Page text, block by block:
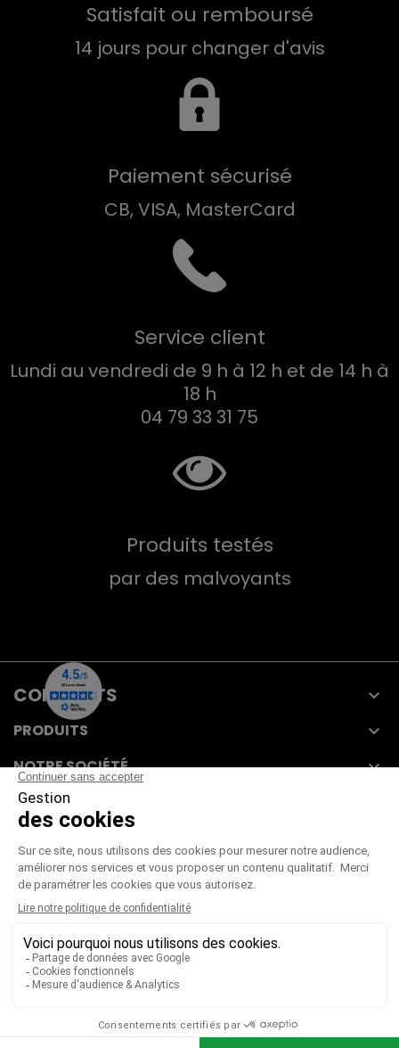
Satisfait ou remboursé
14 jours pour changer d'avis
Paiement sécurisé
CB, VISA, MasterCard
Service client
Lundi au vendredi de 9 h à 12 h et de 14 h à
18 h
04 79 33 31 75
Produits testés
par des malvoyants
CONTACTS 
PRODUITS 
NOTRE SOCIÉTÉ 
VOTRE COMPTE
CGV|CGU |Mentions légales
Paiement sécurisé
Télécharger notre catalogue